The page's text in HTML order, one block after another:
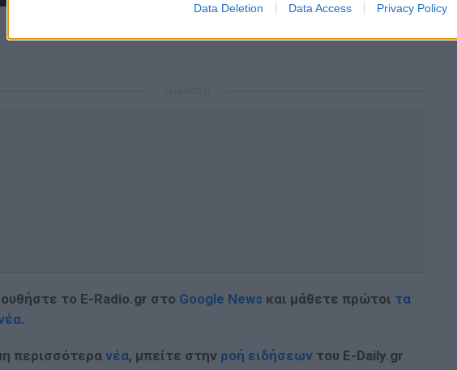
Data Deletion Data Access Privacy Policy
το E-Radio.gr στο Google News και μάθετε πρώτοι τα
.
περισσότερανέα, μπείτε στην ροή ειδήσεων του E-Daily.gr